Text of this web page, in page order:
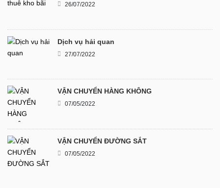
26/07/2022
Dịch vụ hải quan
27/07/2022
VẬN CHUYỂN HÀNG KHÔNG
07/05/2022
VẬN CHUYỂN ĐƯỜNG SẮT
07/05/2022